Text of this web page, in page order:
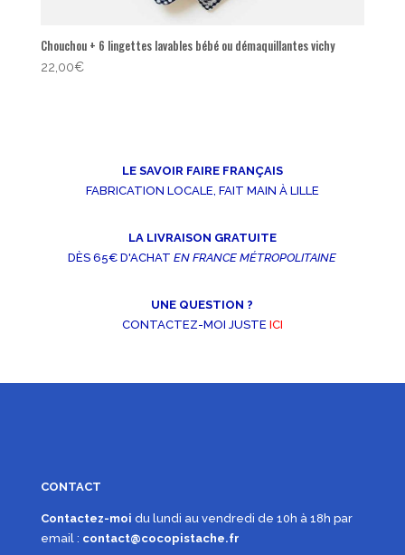
Chouchou + 6 lingettes lavables bébé ou démaquillantes vichy
22,00€
LE SAVOIR FAIRE FRANÇAIS
FABRICATION LOCALE, FAIT MAIN À LILLE
LA LIVRAISON GRATUITE
DÈS 65€ D'ACHATEN FRANCE MÉTROPOLITAINE
UNE QUESTION ?
CONTACTEZ-MOI JUSTE ICI
CONTACT
Contactez-moi du lundi au vendredi de 10h à 18h par
email : contact@cocopistache.fr